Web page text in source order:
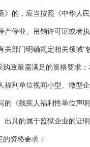
》的，应当按照《中华人
产停业、吊销许可证或者
关部门明确规定相关领域“
购政策需满足的资格要求
福利单位视同小型、微型
的《残疾人福利性单位声
出具的属于监狱企业的证
资格要求：